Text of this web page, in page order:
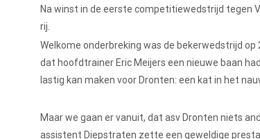
Na winst in de eerste competitiewedstrijd tegen
rij.
Welkome onderbreking was de bekerwedstrijd op
dat hoofdtrainer Eric Meijers een nieuwe baan
lastig kan maken voor Dronten: een kat in het
Maar we gaan er vanuit, dat asv Dronten niets
assistent Diepstraten zette een geweldige